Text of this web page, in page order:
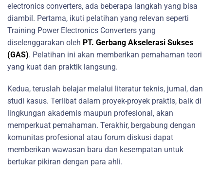
electronics converters, ada beberapa langkah yang bisa
diambil. Pertama, ikuti pelatihan yang relevan seperti
Training Power Electronics Converters yang
diselenggarakan oleh PT. Gerbang Akselerasi Sukses
(GAS). Pelatihan ini akan memberikan pemahaman teori
yang kuat dan praktik langsung.
Kedua, teruslah belajar melalui literatur teknis, jurnal, dan
studi kasus. Terlibat dalam proyek-proyek praktis, baik di
lingkungan akademis maupun profesional, akan
memperkuat pemahaman. Terakhir, bergabung dengan
komunitas profesional atau forum diskusi dapat
memberikan wawasan baru dan kesempatan untuk
bertukar pikiran dengan para ahli.